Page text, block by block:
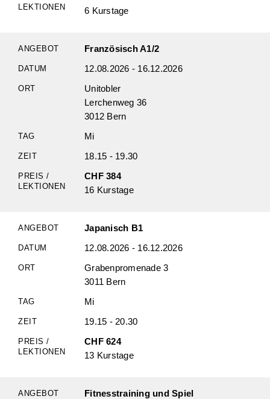
6 Kurstage
Französisch A1/2
12.08.2026 - 16.12.2026
Unitobler
Lerchenweg 36
3012 Bern
Mi
18.15 - 19.30
CHF 384
16 Kurstage
Japanisch B1
12.08.2026 - 16.12.2026
Grabenpromenade 3
3011 Bern
Mi
19.15 - 20.30
CHF 624
13 Kurstage
Fitnesstraining und Spiel